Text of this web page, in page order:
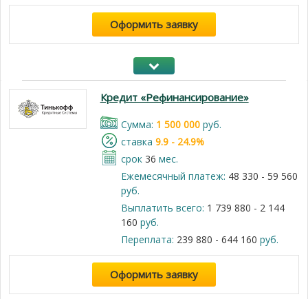
Оформить заявку
Кредит «Рефинансирование»
Cумма: 1 500 000руб.
cтавка 9.9 - 24.9%
срок 36 мес.
Ежемесячный платеж: 48 330 - 59 560
руб.
Выплатить всего: 1 739 880 - 2 144
160 руб.
Переплата: 239 880 - 644 160 руб.
Оформить заявку